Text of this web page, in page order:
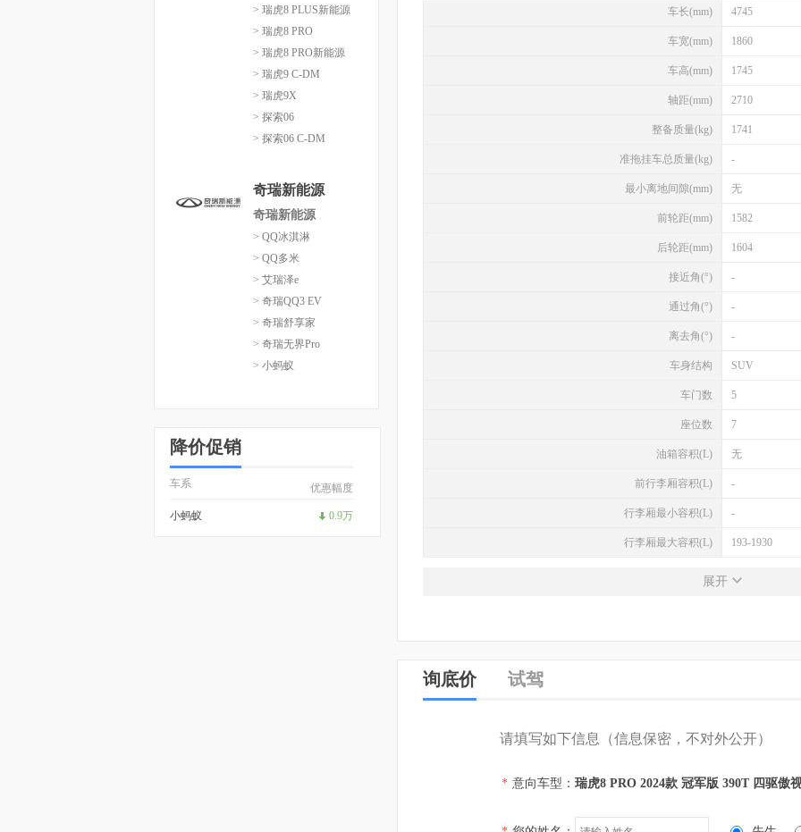
> 瑞虎8 PLUS新能源
> 瑞虎8 PRO
> 瑞虎8 PRO新能源
> 瑞虎9 C-DM
> 瑞虎9X
> 探索06
> 探索06 C-DM
奇瑞新能源
奇瑞新能源
> QQ冰淇淋
> QQ多米
> 艾瑞泽e
> 奇瑞QQ3 EV
> 奇瑞舒享家
> 奇瑞无界Pro
> 小蚂蚁
降价促销
车系 优惠幅度
小蚂蚁 0.9万
车长(mm) 4745
车宽(mm) 1860
车高(mm) 1745
轴距(mm) 2710
整备质量(kg) 1741
准拖挂车总质量(kg) -
最小离地间隙(mm) 无
前轮距(mm) 1582
后轮距(mm) 1604
接近角(°) -
通过角(°) -
离去角(°) -
车身结构 SUV
车门数 5
座位数 7
油箱容积(L) 无
前行李厢容积(L) -
行李厢最小容积(L) -
行李厢最大容积(L) 193-1930
发动机
每缸气门数(个) 4
展开
询底价 试驾
请填写如下信息（信息保密，不对外公开）
* 意向车型： 瑞虎8 PRO 2024款 冠军版 390T 四驱傲